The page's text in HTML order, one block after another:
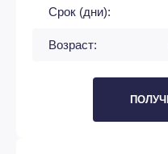
Срок (дни):
Возраст: